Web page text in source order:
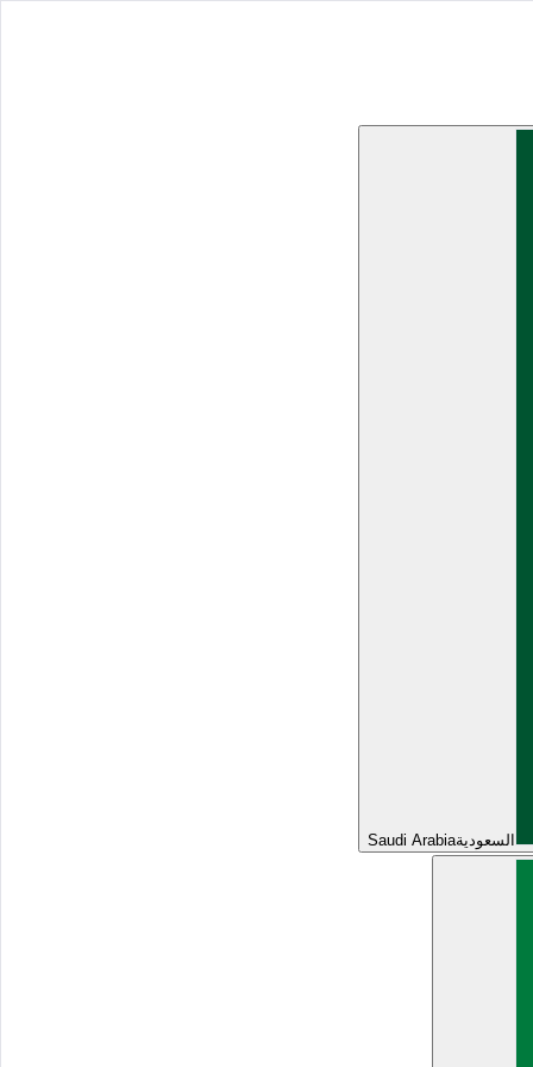
السعوديةSaudi Arabia